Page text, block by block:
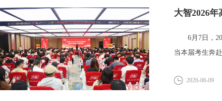
大智2026
6月7日，
当本届考生奔
2026-06-09